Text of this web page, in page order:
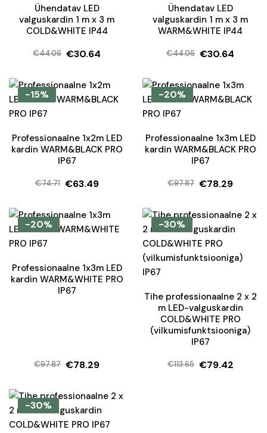
Ühendatav LED
valguskardin 1 m x 3 m
COLD&WHITE IP44
€44.06
Algne
oli:
€44.06.
€30.64
Current
is:
€30.64.
Ühendatav LED
valguskardin 1 m x 3 m
WARM&WHITE IP44
€44.06
Algne
oli:
€44.06.
€30.64
Current
is:
€30.64.
-15%
Professionaalne 1x2m LED
kardin WARM&BLACK PRO
IP67
€74.71
Algne
oli:
€74.71.
€63.49
Current
is:
€63.49.
-20%
Professionaalne 1x3m LED
kardin WARM&BLACK PRO
IP67
€97.87
Algne
oli:
€97.87.
€78.29
Current
is:
€78.29.
-20%
Professionaalne 1x3m LED
kardin WARM&WHITE PRO
IP67
€97.87
Algne
oli:
€97.87.
€78.29
Current
is:
€78.29.
-30%
Tihe professionaalne 2 x 2
m LED-valguskardin
COLD&WHITE PRO
(vilkumisfunktsiooniga)
IP67
€113.65
Algne
€79.42
Current
-30%